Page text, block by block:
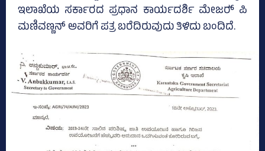
ಇಲಾಖೆಯ ಸರ್ಕಾರದ ಪ್ರಧಾನ ಕಾರ್ಯದರ್ಶಿ ಮೇಜರ್‍‌ ಪಿ
ಮಣಿವಣ್ಣನ್‌ ಅವರಿಗೆ ಪತ್ರ ಬರೆದಿರುವುದು ತಿಳಿದು ಬಂದಿದೆ.